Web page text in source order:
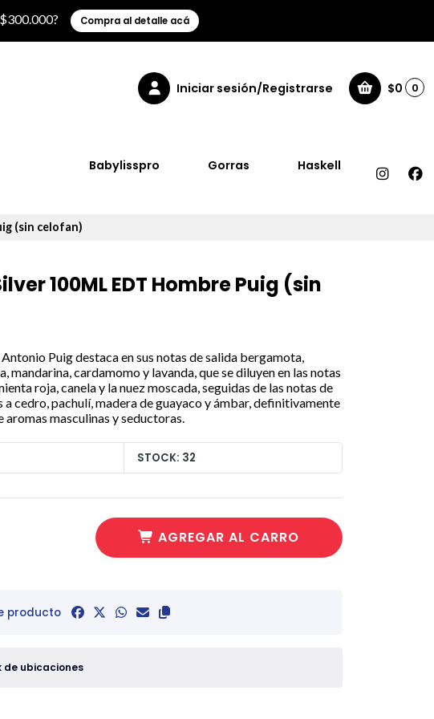
Compra al detalle acá
Iniciar sesión/Registrarse $0 0
Babylisspro Gorras Haskell
(sin celofan)
100ML EDT Hombre Puig (sin
Puig destaca en sus notas de salida bergamota,
mandarina, cardamomo y lavanda, que se diluyen en las notas
roja, canela y la nuez moscada, seguidas de las notas de
a cedro, pachulí, madera de guayaco y ámbar, definitivamente
aromas masculinas y seductoras.
STOCK: 32
AGREGAR AL CARRO
producto
de ubicaciones